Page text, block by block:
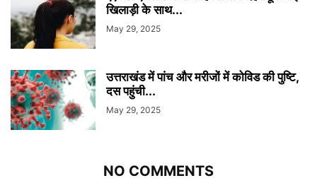
खिलाड़ी के साथ...
May 29, 2025
उत्तराखंड में पांच और मरीजों में कोविड की पुष्टि,
दस पहुंची...
May 29, 2025
NO COMMENTS